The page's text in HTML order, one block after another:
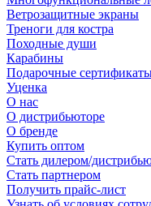
Ветрозащитные экраны
Треноги для костра
Походные души
Карабины
Подарочные
Уценка
О нас
О дистрибьюторе
О бренде
Купить оптом
Стать дилером/
Стать партнером
Получить прайс-лист